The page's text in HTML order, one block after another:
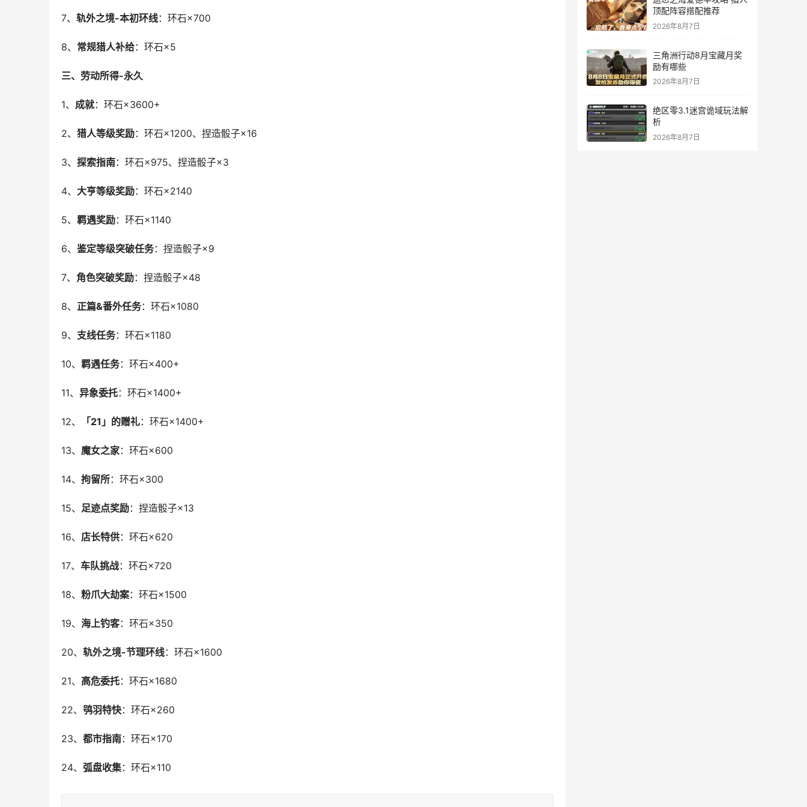
7、 轨外之境-本初环线：环石×700
8、 常规猎人补给：环石×5
三、劳动所得-永久
1、 成就：环石×3600+
2、 猎人等级奖励：环石×1200、捏造骰子×16
3、 探索指南：环石×975、捏造骰子×3
4、 大亨等级奖励：环石×2140
5、 羁遇奖励：环石×1140
6、 鉴定等级突破任务：捏造骰子×9
7、 角色突破奖励：捏造骰子×48
8、 正篇&番外任务：环石×1080
9、 支线任务：环石×1180
10、 羁遇任务：环石×400+
11、 异象委托：环石×1400+
12、 「21」的赠礼：环石×1400+
13、 魔女之家：环石×600
14、 拘留所：环石×300
15、 足迹点奖励：捏造骰子×13
16、 店长特供：环石×620
17、 车队挑战：环石×720
18、 粉爪大劫案：环石×1500
19、 海上钓客：环石×350
20、 轨外之境-节理环线：环石×1600
21、 高危委托：环石×1680
22、 鸮羽特快：环石×260
23、 都市指南：环石×170
24、 弧盘收集：环石×110
顶配阵容搭配推荐
2026年8月7日
三角洲行动8月宝藏月奖
励有哪些
2026年8月7日
绝区零3.1迷宫诡域玩法解
析
2026年8月7日